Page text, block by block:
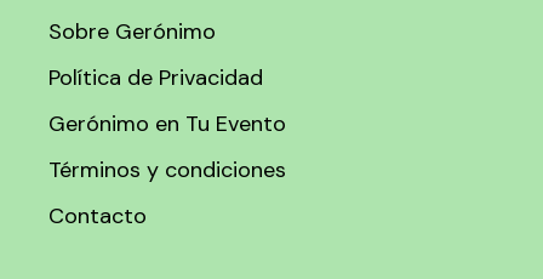
Sobre Gerónimo
Política de Privacidad
Gerónimo en Tu Evento
Términos y condiciones
Contacto